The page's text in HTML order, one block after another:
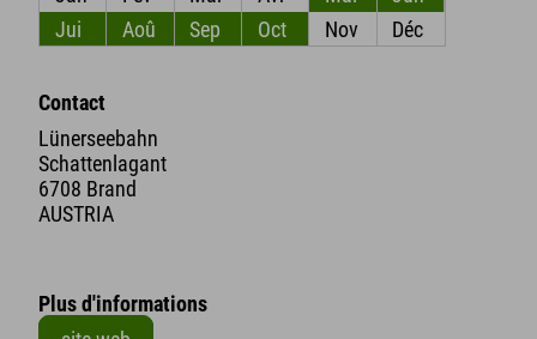
Jui
Aoû Sep Oct Nov Déc
Contact
Lünerseebahn
Schattenlagant
6708 Brand
AUSTRIA
Plus d'informations